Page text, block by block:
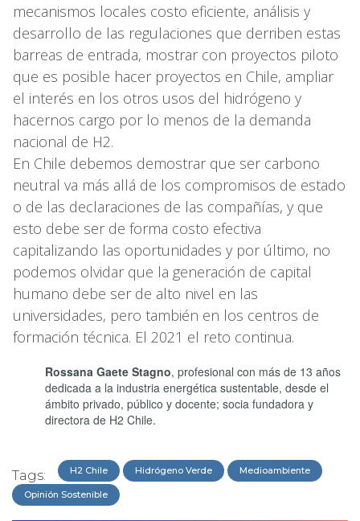
mecanismos locales costo eficiente, análisis y
desarrollo de las regulaciones que derriben estas
barreas de entrada, mostrar con proyectos piloto
que es posible hacer proyectos en Chile, ampliar
el interés en los otros usos del hidrógeno y
hacernos cargo por lo menos de la demanda
nacional de H2.
En Chile debemos demostrar que ser carbono
neutral va más allá de los compromisos de estado
o de las declaraciones de las compañías, y que
esto debe ser de forma costo efectiva
capitalizando las oportunidades y por último, no
podemos olvidar que la generación de capital
humano debe ser de alto nivel en las
universidades, pero también en los centros de
formación técnica. El 2021 el reto continua.
Rossana Gaete Stagno, profesional con más de 13 años
dedicada a la industria energética sustentable, desde el
ámbito privado, público y docente; socia fundadora y
directora de H2 Chile.
Tags: H2 Chile Hidrógeno Verde Medioambiente
Opinión Sostenible